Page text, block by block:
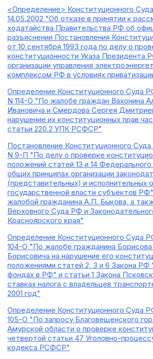
<Определение> Конституционного
14.05.2002 "Об отказе в принятии к
ходатайства Правительства РФ об
разъяснении Постановления
от 10 сентября 1993 года по делу о
конституционности Указа Президента
организации управления
комплексом РФ в условиях
Определение Конституционного Суда
N 114-О "По жалобе граждан Вахонина
Ивановича и Смердова Сергея
нарушение их конституционных прав
статьи 220.2 УПК РСФСР"
Постановление Конституционного
N 9-П "По делу о проверке
положений статей 13 и 14
общих принципах организации
(представительных) и исполнительных
государственной власти субъектов
жалобой гражданина А.П. Быкова, а
Верховного Суда РФ и
Красноярского края"
Определение Конституционного Суда
104-О "По жалобе гражданина
Борисовича на нарушение его
положениями статей 2, 3 и 6 Закона
фондах в РФ" и статьи 1 Закона
ставках налога с владельцев
2001 год"
Определение Конституционного Суда
105-О "По запросу Благовещенского
Амурской области о проверке
четвертой статьи 47 Уголовно-
кодекса РСФСР"